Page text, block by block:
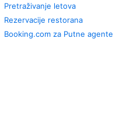
Pretraživanje letova
Rezervacije restorana
Booking.com za Putne agente